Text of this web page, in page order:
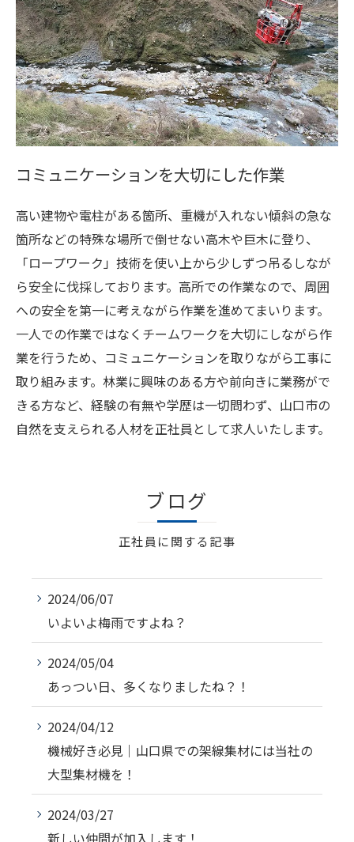
コミュニケーションを大切にした作業
高い建物や電柱がある箇所、重機が入れない傾斜の急な
箇所などの特殊な場所で倒せない高木や巨木に登り、
「ロープワーク」技術を使い上から少しずつ吊るしなが
ら安全に伐採しております。高所での作業なので、周囲
への安全を第一に考えながら作業を進めてまいります。
一人での作業ではなくチームワークを大切にしながら作
業を行うため、コミュニケーションを取りながら工事に
取り組みます。林業に興味のある方や前向きに業務がで
きる方など、経験の有無や学歴は一切問わず、山口市の
自然を支えられる人材を正社員として求人いたします。
ブログ
正社員に関する記事
2024/06/07
いよいよ梅雨ですよね？
2024/05/04
あっつい日、多くなりましたね？！
2024/04/12
機械好き必見｜山口県での架線集材には当社の
大型集材機を！
2024/03/27
新しい仲間が加入します！